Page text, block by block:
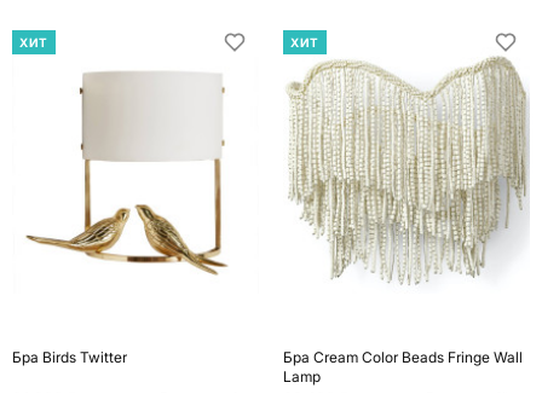
ХИТ
Бра Birds Twitter
ХИТ
Бра Cream Color Beads Fringe Wall
Lamp